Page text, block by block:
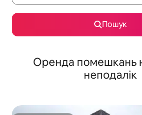
Пошук
Оренда помешкань
неподалік